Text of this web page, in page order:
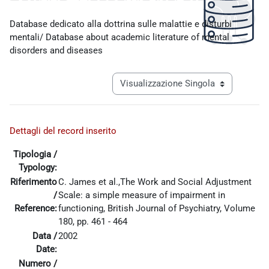
Database dedicato alla dottrina sulle malattie e disturbi
mentali/ Database about academic literature of mental
disorders and diseases
Navigazione terziaria modalità
Dettagli del record inserito
Tipologia /
Typology:
Riferimento
/
Reference:
C. James et al.,The Work and Social Adjustment
Scale: a simple measure of impairment in
functioning, British Journal of Psychiatry, Volume
180, pp. 461 - 464
Data /
Date:
2002
Numero /